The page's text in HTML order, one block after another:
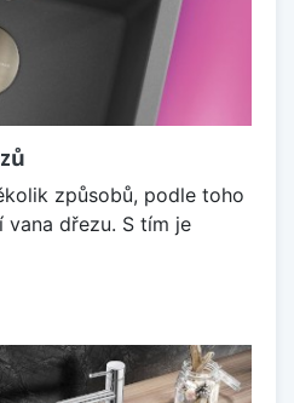
způsobů, podle toho
vana dřezu. S tím je